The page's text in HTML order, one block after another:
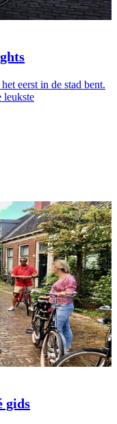
eerst in de stad bent.
leukste
gids